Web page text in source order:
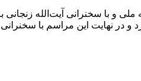
به ابتکار جبهه ملی و با سخنرانی
و در نهایت این مراسم با